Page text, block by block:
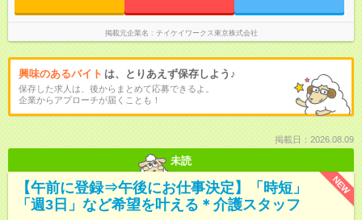
掲載元企業名 テイケイワークス東京株式会社
興味のあるバイト は、とりあえず保存しよう♪
保存した求人は、後からまとめて応募できるよ。
企業からアプローチが届くことも！
掲載日：2026.08.09
未読
NEW
【午前に登録⇒午後にお仕事決定】「時短」
「週3日」など希望を叶える＊介護スタッフ